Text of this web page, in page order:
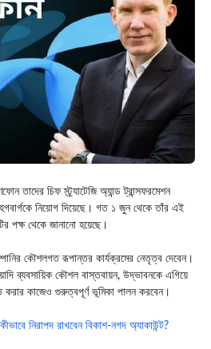
তাদের চিফ স্ট্র্যাটেজি অ্যান্ড ট্রান্সফরমেশন
নিয়োগ দিয়েছে। গত ১ জুন থেকে তাঁর এই
পক্ষ থেকে জানানো হয়েছে।
কৌশলগত রূপান্তর কার্যক্রমের নেতৃত্ব দেবেন।
ব্যবসায়িক কৌশল বাস্তবায়ন, উদ্ভাবনকে এগিয়ে
করার কাজেও গুরুত্বপূর্ণ ভূমিকা পালন করবেন।
নিরাপদ রাখবেন বিকাশ-নগদ অ্যাকাউন্ট?